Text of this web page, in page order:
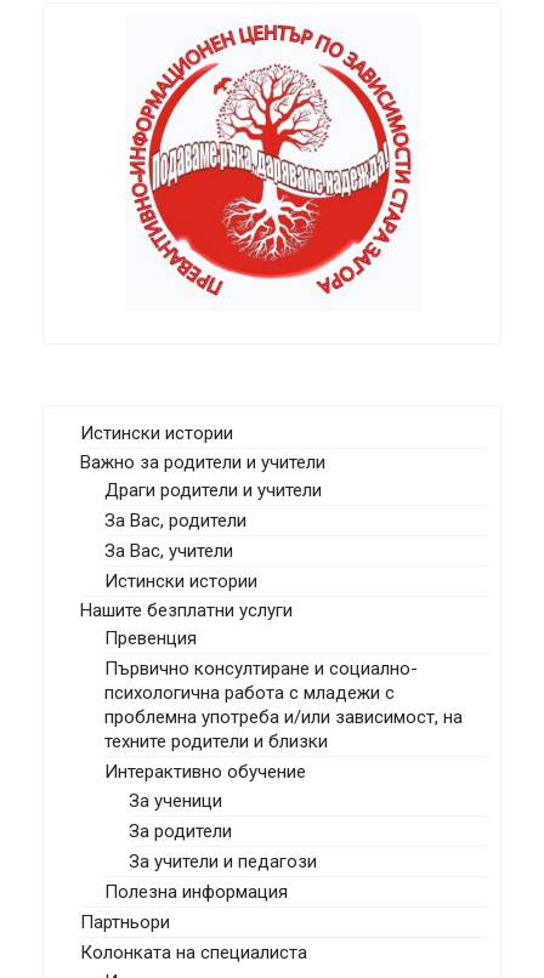
Истински истории
Важно за родители и учители
Драги родители и учители
За Вас, родители
За Вас, учители
Истински истории
Нашите безплатни услуги
Превенция
Първично консултиране и социално-
психологична работа с младежи с
проблемна употреба и/или зависимост, на
техните родители и близки
Интерактивно обучение
За ученици
За родители
За учители и педагози
Полезна информация
Партньори
Колонката на специалиста